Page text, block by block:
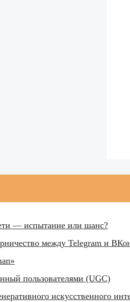
— испытание или шанс?
между Telegram и
пользователями (UGC)
искусственного